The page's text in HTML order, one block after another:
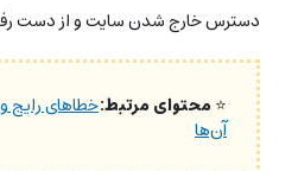
دسترس خارج شدن سایت و از دست
⭐محتوای مرتبط:خطاهای رایج
آن‌ها